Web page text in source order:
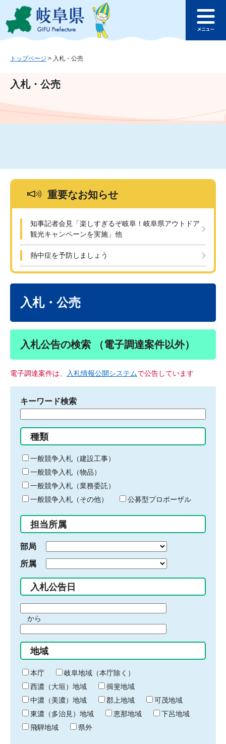
ジ
ュ
文
このページの本文へ
ュ
トップページ > 入札・公売
入札・公売
重要なお知らせ
知事記者会見「楽しすぎるぞ岐阜！岐阜県アウトドア
観光キャンペーンを実施」他
熱中症を予防しましょう
入札・公売
入札公告の検索 （電子調達案件以外）
電子調達案件は、 入札情報公開システムで公告しています
キーワード検索
る
キ
ー
ワ
ー
ド
入
力
種類
一般競争入札（建設工事）
一般競争入札（物品）
一般競争入札（業務委託）
一般競争入札（その他）
公募型プロポーザル
担当所属
部局
所属
入札公告日
間
始
り
から
間
終
わ
り
地域
本庁
岐阜地域（本庁除く）
西濃（大垣）地域
揖斐地域
中濃（美濃）地域
郡上地域
可茂地域
東濃（多治見）地域
恵那地域
下呂地域
飛騨地域
県外